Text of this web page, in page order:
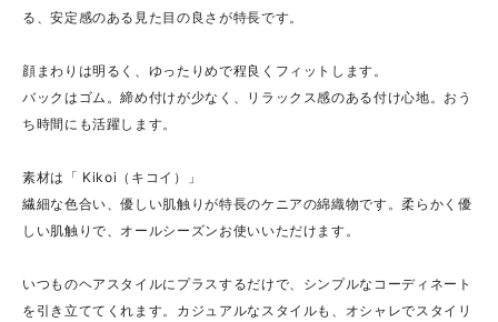
る、安定感のある見た目の良さが特長です。
顔まわりは明るく、ゆったりめで程良くフィットします。
バックはゴム。締め付けが少なく、リラックス感のある付け心地。おう
ち時間にも活躍します。
素材は「 Kikoi（キコイ）」
繊細な色合い、優しい肌触りが特長のケニアの綿織物です。柔らかく優
しい肌触りで、オールシーズンお使いいただけます。
いつものヘアスタイルにプラスするだけで、シンプルなコーディネート
を引き立ててくれます。カジュアルなスタイルも、オシャレでスタイリ